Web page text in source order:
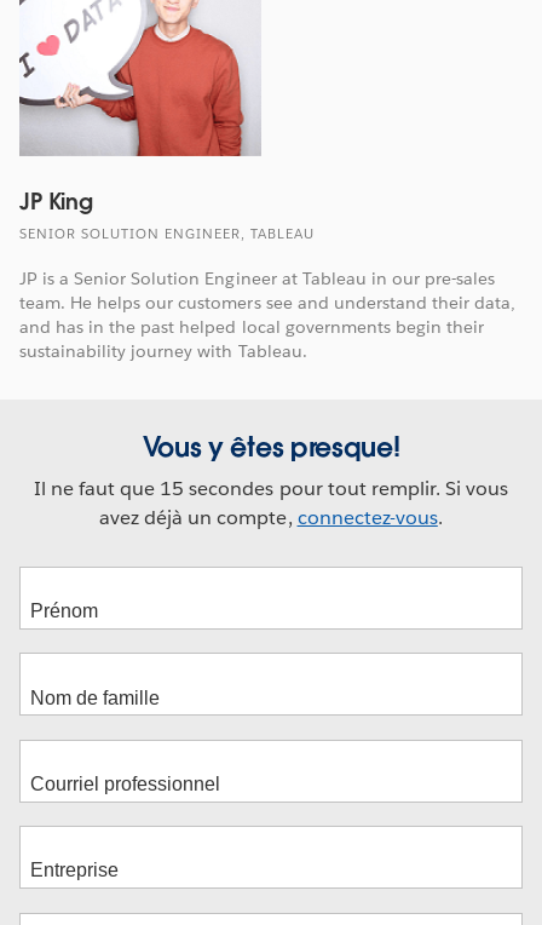
JP King
SENIOR SOLUTION ENGINEER, TABLEAU
JP is a Senior Solution Engineer at Tableau in our pre-sales
team. He helps our customers see and understand their data,
and has in the past helped local governments begin their
sustainability journey with Tableau.
Vous y êtes presque!
Il ne faut que 15 secondes pour tout remplir. Si vous
avez déjà un compte, connectez-vous.